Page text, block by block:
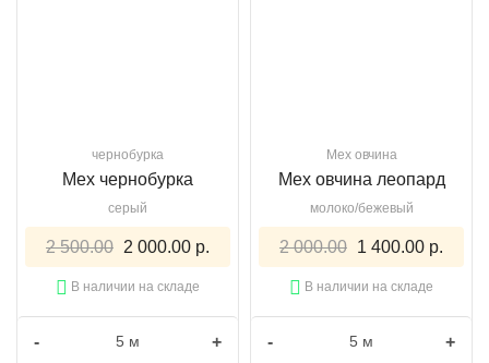
чернобурка
Мех чернобурка
серый
2 500.00 2 000.00 р.
В наличии на складе
- +
Мех овчина
Мех овчина леопард
молоко/бежевый
2 000.00 1 400.00 р.
В наличии на складе
- +